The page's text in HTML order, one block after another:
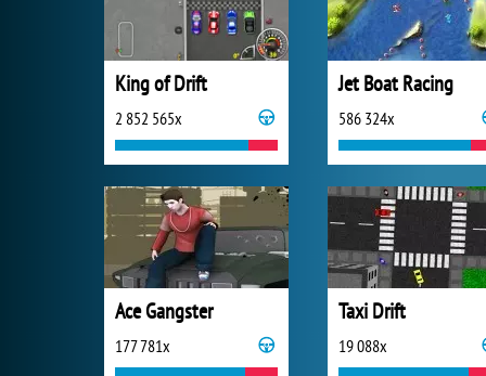
King of Drift
2 852 565x
Jet Boat Racing
586 324x
Ace Gangster
177 781x
Taxi Drift
19 088x